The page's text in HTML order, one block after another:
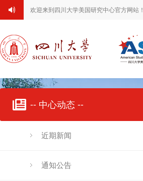
欢迎来到四川大学美国研究中心官方网站！
-- 中心动态 --
近期新闻
通知公告